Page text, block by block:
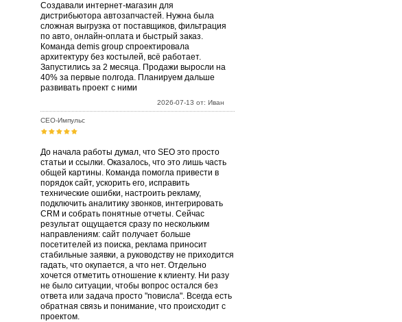
Создавали интернет-магазин для
дистрибьютора автозапчастей. Нужна была
сложная выгрузка от поставщиков, фильтрация
по авто, онлайн-оплата и быстрый заказ.
Команда demis group спроектировала
архитектуру без костылей, всё работает.
Запустились за 2 месяца. Продажи выросли на
40% за первые полгода. Планируем дальше
развивать проект с ними
2026-07-13 от: Иван
СЕО-Импульс
До начала работы думал, что SEO это просто
статьи и ссылки. Оказалось, что это лишь часть
общей картины. Команда помогла привести в
порядок сайт, ускорить его, исправить
технические ошибки, настроить рекламу,
подключить аналитику звонков, интегрировать
CRM и собрать понятные отчеты. Сейчас
результат ощущается сразу по нескольким
направлениям: сайт получает больше
посетителей из поиска, реклама приносит
стабильные заявки, а руководству не приходится
гадать, что окупается, а что нет. Отдельно
хочется отметить отношение к клиенту. Ни разу
не было ситуации, чтобы вопрос остался без
ответа или задача просто "повисла". Всегда есть
обратная связь и понимание, что происходит с
проектом.